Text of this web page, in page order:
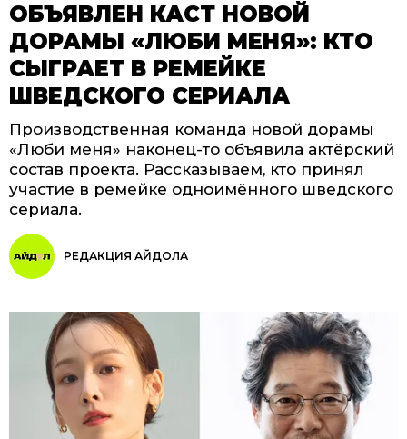
ОБЪЯВЛЕН КАСТ НОВОЙ
ДОРАМЫ «ЛЮБИ МЕНЯ»: КТО
СЫГРАЕТ В РЕМЕЙКЕ
ШВЕДСКОГО СЕРИАЛА
Производственная команда новой дорамы
«Люби меня» наконец-то объявила актёрский
состав проекта. Рассказываем, кто принял
участие в ремейке одноимённого шведского
сериала.
РЕДАКЦИЯ АЙДОЛА